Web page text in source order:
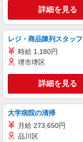
茨
キープ
派遣社員
株式会社kotrio /●UT-H-
ひた
やフ
時
通費
詳細を見る
レジ・商品陳列スタッフ
時給 1,180円
堺市堺区
詳細を見る
大学病院の清掃
月給 273,650円
品川区